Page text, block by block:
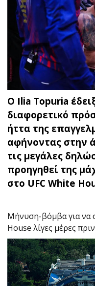
Ο Ilia Topuria
διαφορετικό
ήττα της
αφήνοντας στην
τις μεγάλες
προηγηθεί της
στο UFC White
Μήνυση-βόμβα για να
House λίγες μέρες